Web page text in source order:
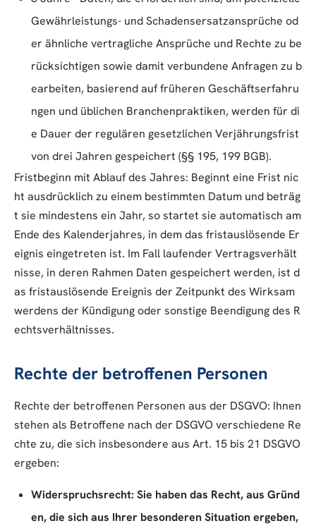
Gewährleistungs- und Schadensersatzansprüche od
er ähnliche vertragliche Ansprüche und Rechte zu be
rücksichtigen sowie damit verbundene Anfragen zu b
earbeiten, basierend auf früheren Geschäftserfahru
ngen und üblichen Branchenpraktiken, werden für di
e Dauer der regulären gesetzlichen Verjährungsfrist
von drei Jahren gespeichert (§§ 195, 199 BGB).
Fristbeginn mit Ablauf des Jahres: Beginnt eine Frist nic
ht ausdrücklich zu einem bestimmten Datum und beträg
t sie mindestens ein Jahr, so startet sie automatisch am
Ende des Kalenderjahres, in dem das fristauslösende Er
eignis eingetreten ist. Im Fall laufender Vertragsverhält
nisse, in deren Rahmen Daten gespeichert werden, ist d
as fristauslösende Ereignis der Zeitpunkt des Wirksam
werdens der Kündigung oder sonstige Beendigung des R
echtsverhältnisses.
Rechte der betroffenen Personen
Rechte der betroffenen Personen aus der DSGVO: Ihnen
stehen als Betroffene nach der DSGVO verschiedene Re
chte zu, die sich insbesondere aus Art. 15 bis 21 DSGVO
ergeben:
Widerspruchsrecht: Sie haben das Recht, aus Gründ
en, die sich aus Ihrer besonderen Situation ergeben,